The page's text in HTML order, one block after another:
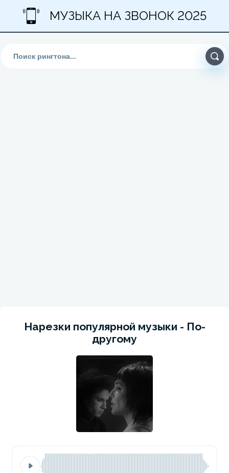
МУЗЫКА НА ЗВОНОК 2025
Нарезки популярной музыки - По-
другому